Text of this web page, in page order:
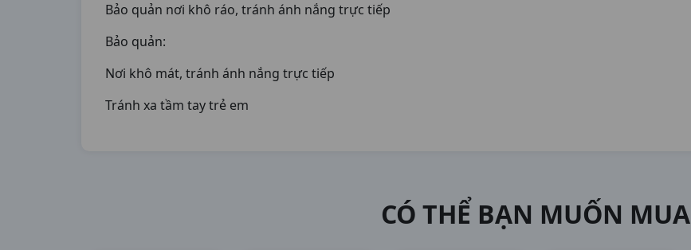
Bảo quản nơi khô ráo, tránh ánh nắng trực tiếp
Bảo quản:
Nơi khô mát, tránh ánh nắng trực tiếp
Tránh xa tầm tay trẻ em
CÓ THỂ BẠN MUỐN MUA